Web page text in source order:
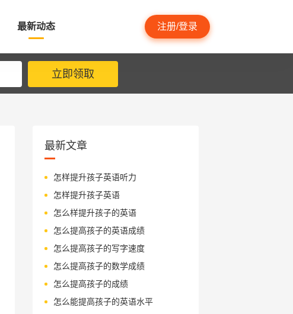
最新动态 注册/登录
立即领取
最新文章
怎样提升孩子英语听力
怎样提升孩子英语
怎么样提升孩子的英语
怎么提高孩子的英语成绩
怎么提高孩子的写字速度
怎么提高孩子的数学成绩
怎么提高孩子的成绩
怎么能提高孩子的英语水平